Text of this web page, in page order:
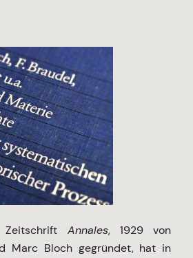
Zeitschrift Annales, 1929 von
Marc Bloch gegründet, hat in